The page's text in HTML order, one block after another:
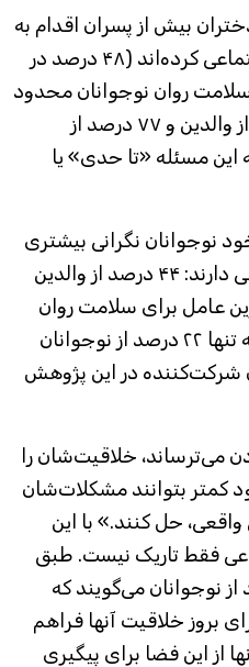
بیش از پسران اقدام به
کاهش مصرف رسانه‌های اجتماعی کرده‌اند (۴۸ درصد در
سلامت روان نوجوانان محدود
به خود آنها نیست. ۸۹ درصد از والدین و ۷۷ درصد از
این مسئله «تا حدی» یا
نوجوانان نگرانی بیشتری
درباره تأثیر رسانه‌های اجتماعی دارند: ۴۴ درصد از والدین
عامل برای سلامت روان
نوجوانان می‌دانند، در حالی که تنها ۲۲ درصد از نوجوانان
شرکت‌کننده در این پژوهش
می‌ترساند، خلاقیت‌شان را
بتوانند مشکلات‌شان
واقعی، حل کنند.» با این
فقط تاریک نیست. طبق
نزدیک به ۶۰ درصد از نوجوانان می‌گویند که
بروز خلاقیت آنها فراهم
از این فضا برای پیگیری